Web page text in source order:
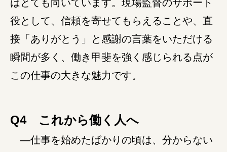
はとても向いています。現場監督のサポート
役として、信頼を寄せてもらえることや、直
接「ありがとう」と感謝の言葉をいただける
瞬間が多く、働き甲斐を強く感じられる点が
この仕事の大きな魅力です。
Q4 これから働く人へ
―仕事を始めたばかりの頃は、分からない